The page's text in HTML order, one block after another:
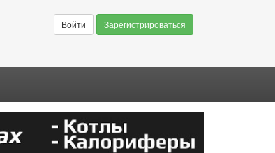
Войти Зарегистрироваться